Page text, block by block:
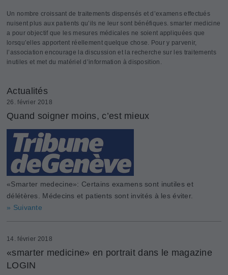
Un nombre croissant de traitements dispensés et d’examens effectués
nuisent plus aux patients qu’ils ne leur sont bénéfiques. smarter medicine
a pour objectif que les mesures médicales ne soient appliquées que
lorsqu’elles apportent réellement quelque chose. Pour y parvenir,
l’association encourage la discussion et la recherche sur les traitements
inutiles et met du matériel d’information à disposition.
Actualités
26. février 2018
Quand soigner moins, c’est mieux
«Smarter medecine»: Certains examens sont inutiles et
délétères. Médecins et patients sont invités à les éviter.
» Suivante
14. février 2018
«smarter medicine» en portrait dans le magazine
LOGIN